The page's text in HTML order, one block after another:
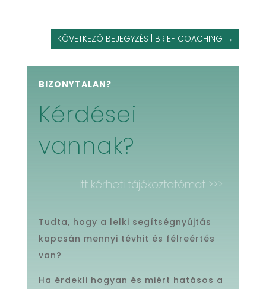
KÖVETKEZŐ BEJEGYZÉS | BRIEF COACHING →
BIZONYTALAN?
Kérdései
vannak?
Itt kérheti tájékoztatómat >>>
Tudta, hogy a lelki segítségnyújtás
kapcsán mennyi tévhit és félreértés
van?
Ha érdekli hogyan és miért hatásos a